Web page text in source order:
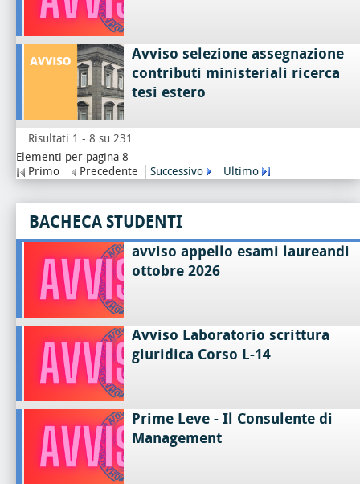
Avviso selezione assegnazione
contributi ministeriali ricerca
tesi estero
Risultati 1 - 8 su 231
Elementi per pagina 8
Primo
Precedente Successivo Ultimo
BACHECA STUDENTI
avviso appello esami laureandi
ottobre 2026
Avviso Laboratorio scrittura
giuridica Corso L-14
Prime Leve - Il Consulente di
Management